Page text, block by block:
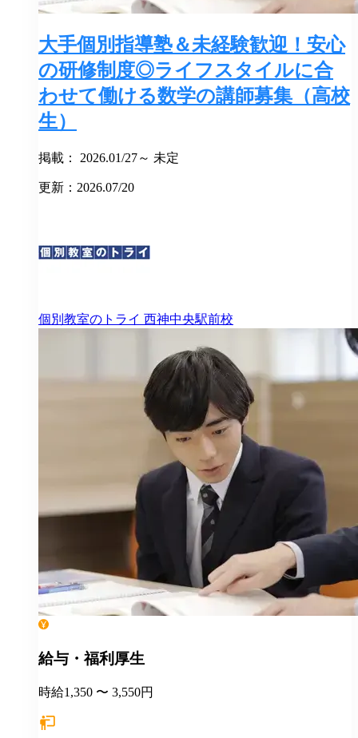
大手個別指導塾＆未経験歓迎！安心
の研修制度◎ライフスタイルに合
わせて働ける数学の講師募集（高校
生）
掲載： 2026.01/27～ 未定
更新：2026.07/20
個別教室のトライ 西神中央駅前校
給与・福利厚生
時給1,350 〜 3,550円